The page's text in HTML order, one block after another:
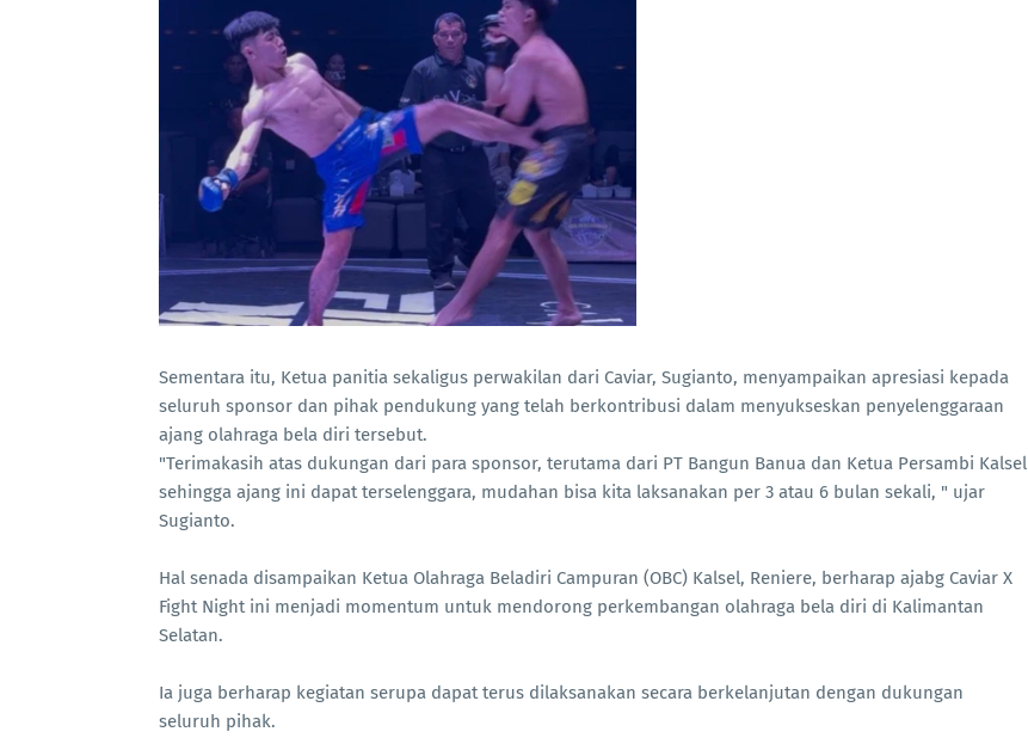
Sementara itu, Ketua panitia sekaligus perwakilan dari Caviar, Sugianto, menyampaikan apresiasi kepada
seluruh sponsor dan pihak pendukung yang telah berkontribusi dalam menyukseskan penyelenggaraan
ajang olahraga bela diri tersebut.
"Terimakasih atas dukungan dari para sponsor, terutama dari PT Bangun Banua dan Ketua Persambi Kalsel
sehingga ajang ini dapat terselenggara, mudahan bisa kita laksanakan per 3 atau 6 bulan sekali, " ujar
Sugianto.
Hal senada disampaikan Ketua Olahraga Beladiri Campuran (OBC) Kalsel, Reniere, berharap ajabg Caviar X
Fight Night ini menjadi momentum untuk mendorong perkembangan olahraga bela diri di Kalimantan
Selatan.
Ia juga berharap kegiatan serupa dapat terus dilaksanakan secara berkelanjutan dengan dukungan
seluruh pihak.